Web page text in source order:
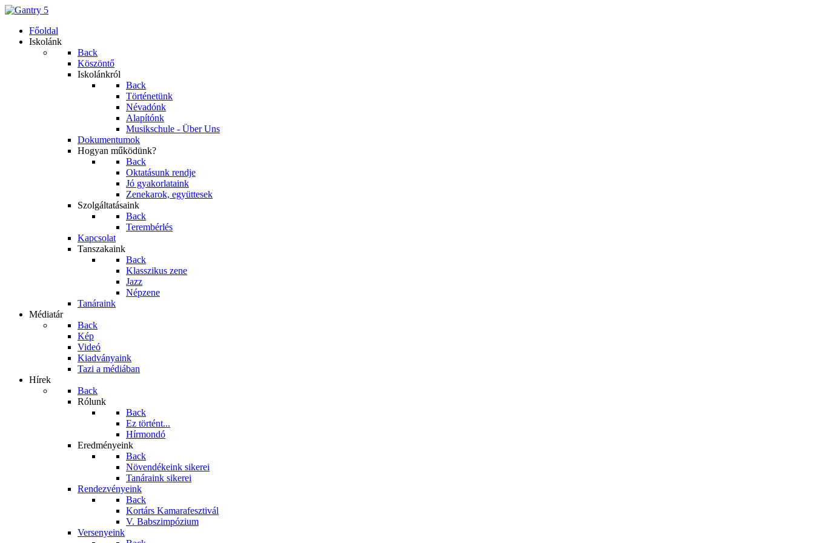
Főoldal
Iskolánk
Back
Köszöntő
Iskolánkról
Back
Történetünk
Névadónk
Alapítónk
Musikschule - Über Uns
Dokumentumok
Hogyan működünk?
Back
Oktatásunk rendje
Jó gyakorlataink
Zenekarok, együttesek
Szolgáltatásaink
Back
Terembérlés
Kapcsolat
Tanszakaink
Back
Klasszikus zene
Jazz
Népzene
Tanáraink
Médiatár
Back
Kép
Videó
Kiadványaink
Tazi a médiában
Hírek
Back
Rólunk
Back
Ez történt...
Hírmondó
Eredményeink
Back
Növendékeink sikerei
Tanáraink sikerei
Rendezvényeink
Back
Kortárs Kamarafesztivál
V. Babszimpózium
Versenyeink